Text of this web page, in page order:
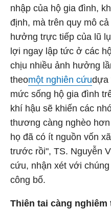
nhập của hộ gia đình,
định, mà trên quy mô
hưởng trực tiếp của lũ
lợi ngay lập tức ở các
chịu nhiều ảnh hưởng
theomột nghiên cứudựa
mức sống hộ gia đình
khí hậu sẽ khiến các
thương càng nghèo
họ đã có ít nguồn vốn
trước rồi", TS. Nguyễn
cứu, nhận xét với
công bố.
Thiên tai càng